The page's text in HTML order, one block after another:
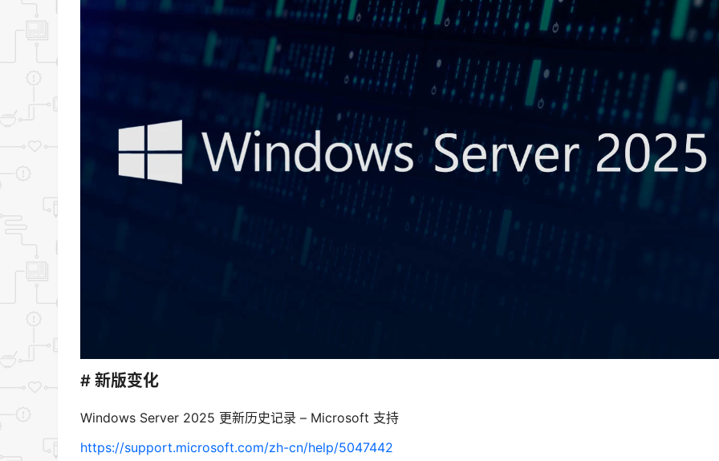
# 新版变化
Windows Server 2025 更新历史记录 – Microsoft 支持
https://support.microsoft.com/zh-cn/help/5047442